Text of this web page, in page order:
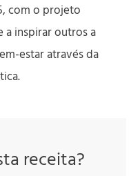
com o projeto
a inspirar outros a
estar através da
receita?